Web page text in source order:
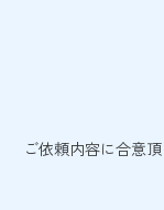
ご依頼内容に合意